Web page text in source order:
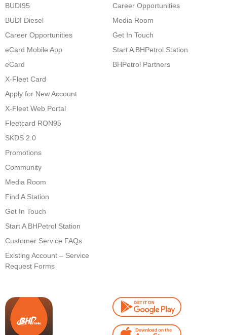
BUDI95
BUDI Diesel
Career Opportunities
eCard Mobile App
eCard
X-Fleet Card
Apply for New Account
X-Fleet Web Portal
Fleetcard RON95
SKDS 2.0
Promotions
Community
Media Room
Find A Station
Get In Touch
Start A BHPetrol Station
Customer Service FAQs
Existing Account – Service
Request Forms
Career Opportunities
Media Room
Get In Touch
Start A BHPetrol Station
BHPetrol Partners